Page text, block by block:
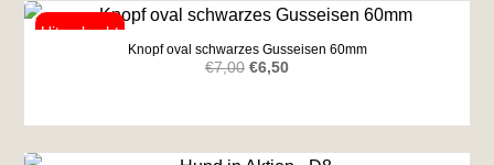
Knopf oval schwarzes Gusseisen 60mm
€7,00 Ursprünglicher
war:
€7,00
€6,50Aktueller
ist:
€6,50.